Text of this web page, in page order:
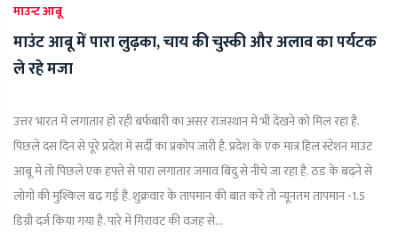
माउन्ट आबू
माउंट आबू में पारा लुढ़का, चाय की चुस्की और अलाव का पर्यटक
ले रहे मजा
उत्तर भारत में लगातार हो रही बर्फबारी का असर राजस्थान में भी देखने को मिल रहा है.
पिछले दस दिन से पूरे प्रदेश में सर्दी का प्रकोप जारी है. प्रदेश के एक मात्र हिल स्टेशन माउंट
आबू में तो पिछले एक हफ्ते से पारा लगातार जमाव बिंदु से नीचे जा रहा है. ठंड के बढ़ने से
लोगों की मुश्किल बढ़ गई हैं. शुक्रवार के तापमान की बात करें तो न्यूनतम तापमान -1.5
डिग्री दर्ज किया गया है. पारे में गिरावट की वजह से...